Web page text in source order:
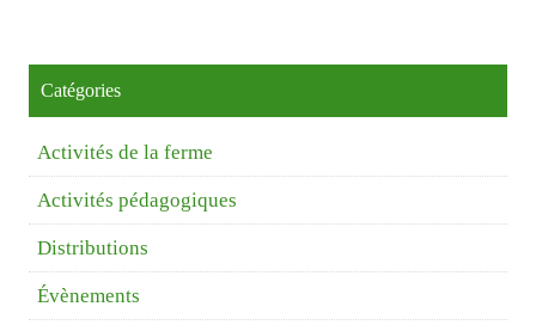
Catégories
Activités de la ferme
Activités pédagogiques
Distributions
Évènements